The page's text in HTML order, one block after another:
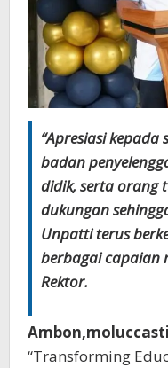
“Apresiasi kepada
badan
didik, serta orang
dukungan
Unpatti terus
berbagai capaian
Rektor.
“Transforming